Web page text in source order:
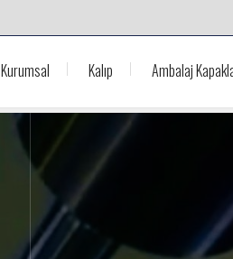
Kurumsal Kalıp Ambalaj